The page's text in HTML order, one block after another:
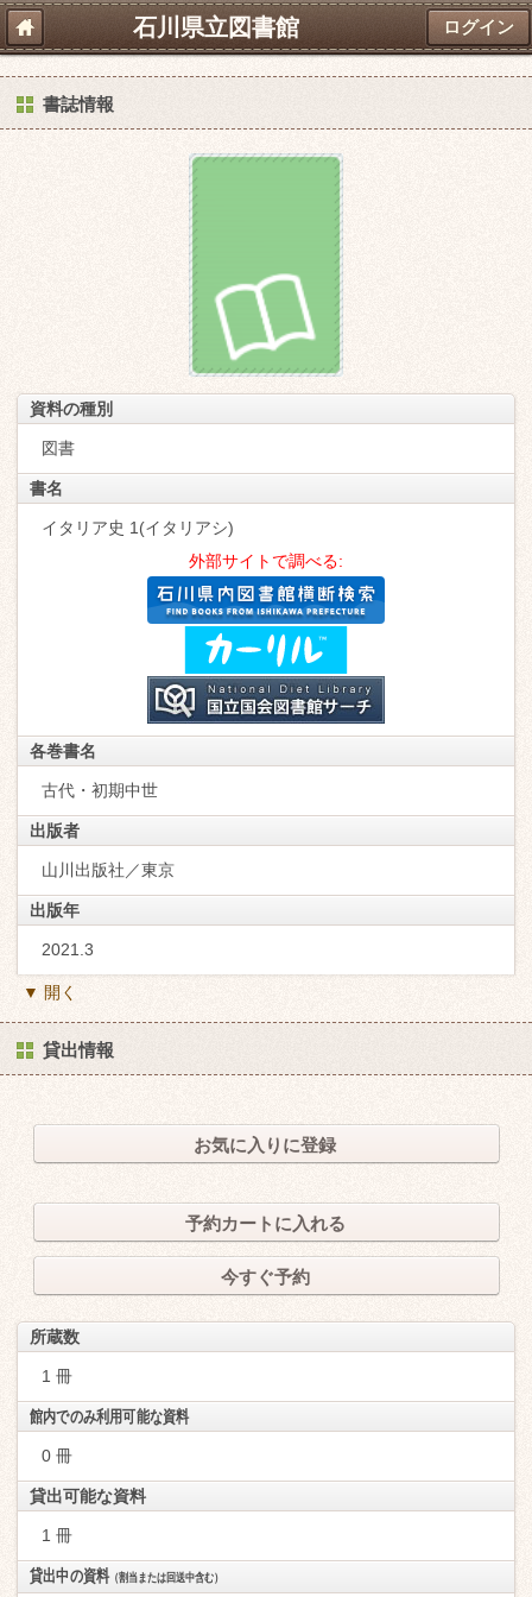
石川県立図書館 ログイン
書誌情報
資料の種別
図書
書名
イタリア史 1(イタリアシ)
外部サイトで調べる:
各巻書名
古代・初期中世
出版者
山川出版社／東京
出版年
2021.3
▼ 開く
貸出情報
お気に入りに登録
予約カートに入れる
今すぐ予約
所蔵数
1 冊
館内でのみ利用可能な資料
0 冊
貸出可能な資料
1 冊
貸出中の資料（割当または回送中含む）